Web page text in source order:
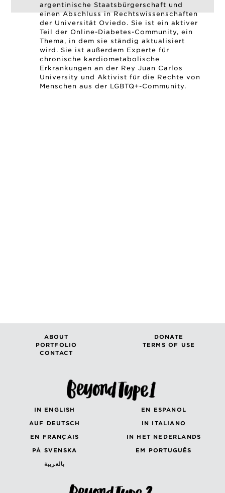
argentinische Staatsbürgerschaft und
einen Abschluss in Rechtswissenschaften
der Universität Oviedo. Sie ist ein aktiver
Teil der Online-Diabetes-Community, ein
Thema, in dem sie ständig aktualisiert
wird. Sie ist außerdem Experte für
chronische kardiometabolische
Erkrankungen an der Rey Juan Carlos
University und Aktivist für die Rechte von
Menschen aus der LGBTQ+-Community.
ABOUT
DONATE
PORTFOLIO
TERMS OF USE
CONTACT
IN ENGLISH
EN ESPANOL
AUF DEUTSCH
IN ITALIANO
EN FRANÇAIS
IN HET NEDERLANDS
PÅ SVENSKA
EM PORTUGUÊS
بالعربية